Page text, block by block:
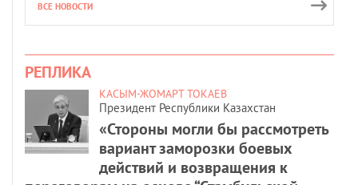
ВСЕ НОВОСТИ
РЕПЛИКА
КАСЫМ-ЖОМАРТ ТОКАЕВ
Президент Республики Казахстан
«Стороны могли бы рассмотреть
вариант заморозки боевых
действий и возвращения к